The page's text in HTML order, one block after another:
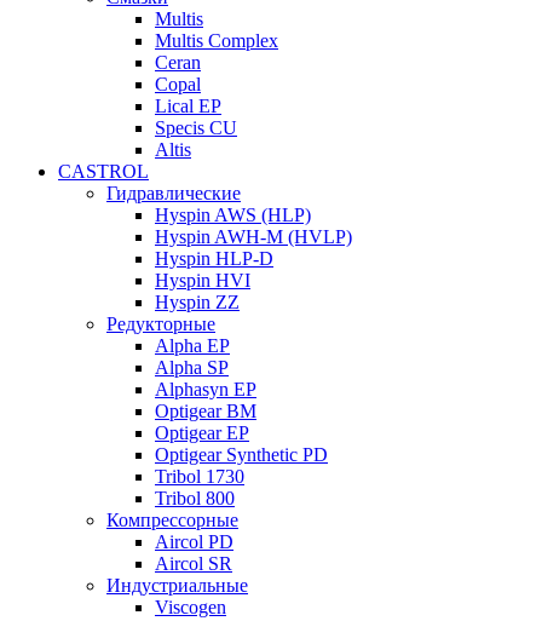
Multis
Multis Complex
Ceran
Copal
Lical EP
Specis CU
Altis
CASTROL
Гидравлические
Hyspin AWS (HLP)
Hyspin AWH-M (HVLP)
Hyspin HLP-D
Hyspin HVI
Hyspin ZZ
Редукторные
Alpha EP
Alpha SP
Alphasyn EP
Optigear BM
Optigear EP
Optigear Synthetic PD
Tribol 1730
Tribol 800
Компрессорные
Aircol PD
Aircol SR
Индустриальные
Viscogen